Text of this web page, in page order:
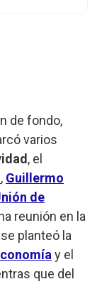
de fondo,
varios
, el
, Guillermo
de
reunión en la
planteó la
y el
que del